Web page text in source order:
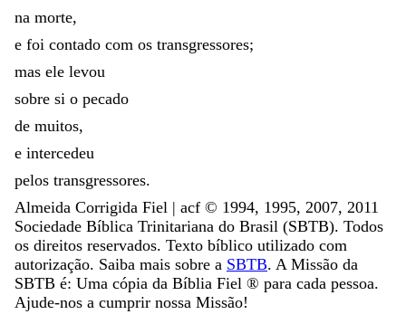
na morte,
e foi contado com os transgressores;
mas ele levou
sobre si o pecado
de muitos,
e intercedeu
pelos transgressores.
Almeida Corrigida Fiel | acf ©️ 1994, 1995, 2007, 2011
Sociedade Bíblica Trinitariana do Brasil (SBTB). Todos
os direitos reservados. Texto bíblico utilizado com
autorização. Saiba mais sobre a SBTB. A Missão da
SBTB é: Uma cópia da Bíblia Fiel ®️ para cada pessoa.
Ajude-nos a cumprir nossa Missão!